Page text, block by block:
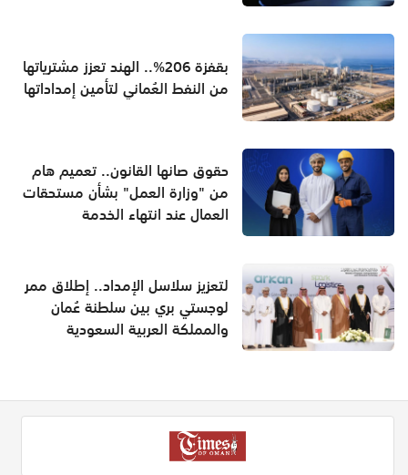
بقفزة 206%.. الهند تعزز مشترياتها
من النفط العُماني لتأمين إمداداتها
حقوق صانها القانون.. تعميم هام
من "وزارة العمل" بشأن مستحقات
العمال عند انتهاء الخدمة
لتعزيز سلاسل الإمداد.. إطلاق ممر
لوجستي بري بين سلطنة عُمان
والمملكة العربية السعودية